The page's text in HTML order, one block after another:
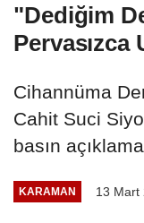
"Dediğim
Cihannüma
Cahit Suci
basın
KARAMAN 13 Mart